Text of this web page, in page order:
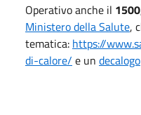
Operativo anche il 1500
Ministero della Salute,
tematica: https://
di-calore/ e un decalogo